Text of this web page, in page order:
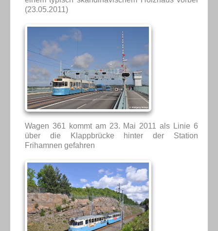
(23.05.2011)
Wagen 361 kommt am 23. Mai 2011 als Linie 6
über die Klappbrücke hinter der Station
Frihamnen gefahren